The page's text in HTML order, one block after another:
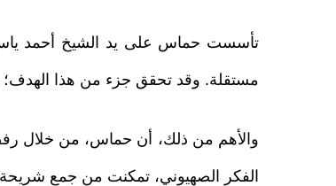
تأسست حماس على يد الشيخ أحمد
مستقلة. وقد تحقق جزء من هذا الهدف؛
والأهم من ذلك، أن حماس، من خلال
الفكر الصهيوني، تمكنت من جمع